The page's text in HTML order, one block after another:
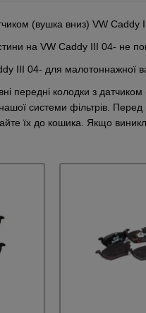
(вушка вниз) VW
на VW Caddy III 04- не
III 04- для малотоннажної
передні колодки з
системи фільтрів.
їх до кошика. Якщо